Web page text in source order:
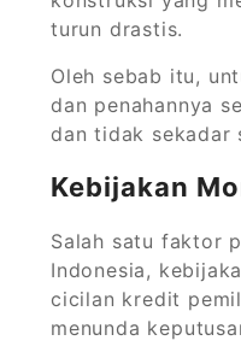
turun drastis.
Oleh sebab itu,
dan penahannya
dan tidak sekadar
Kebijakan
Salah satu faktor
Indonesia,
cicilan kredit
menunda